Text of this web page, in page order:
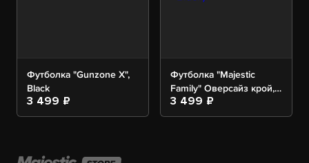
Футболка "Gunzone X",
Black
3 499 ₽
Футболка "Majestic
Family" Оверсайз крой,
Black
3 499 ₽